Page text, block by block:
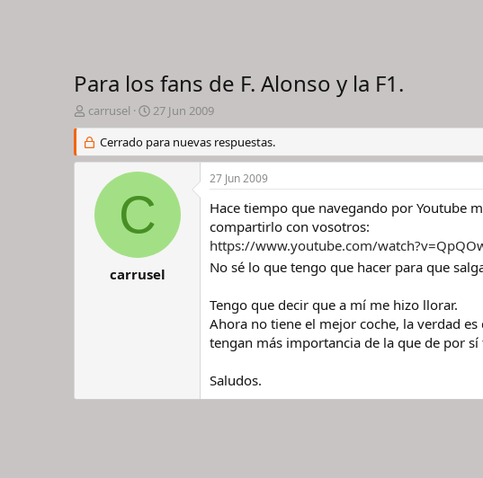
Para los fans de F. Alonso y la F1.
I
n
i
c
carrusel
F
e
c
h
a
e
i
i
c
27 Jun 2009
Cerrado para nuevas respuestas.
C
carrusel
27 Jun 2009
Hace tiempo que navegando por Youtube
compartirlo con vosotros:
https://www.youtube.com/
No sé lo que tengo que hacer para que
Tengo que decir que a mí me hizo llorar.
Ahora no tiene el mejor coche, la verdad
tengan más importancia de la que de por sí
Saludos.